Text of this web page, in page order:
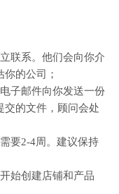
联系。他们会向你介
的公司；
子邮件向你发送一份
交的文件，顾问会处
要2-4周。建议保持
始创建店铺和产品